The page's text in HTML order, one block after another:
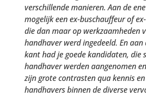
verschillende manieren. Aan de
mogelijk een ex-buschauffeur of
die dan maar op werkzaamheden
handhaver werd ingedeeld. En aan
kant had je goede kandidaten, die
handhaver werden aangenomen
zijn grote contrasten qua kennis
handhavers binnen de diverse